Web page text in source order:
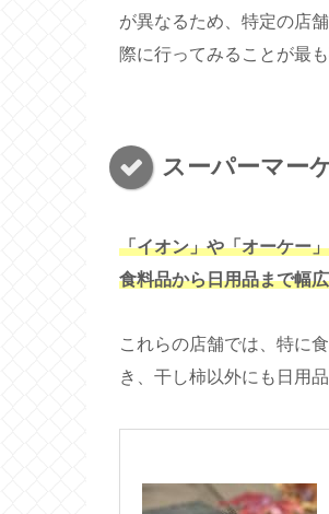
が異なるため、特定の店
際に行ってみることが最
スーパーマー
「イオン」や「オーケー
食料品から日用品まで幅
これらの店舗では、特に
き、干し柿以外にも日用